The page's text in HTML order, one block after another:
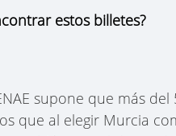
estos billetes?
supone que más
que al elegir Murcia